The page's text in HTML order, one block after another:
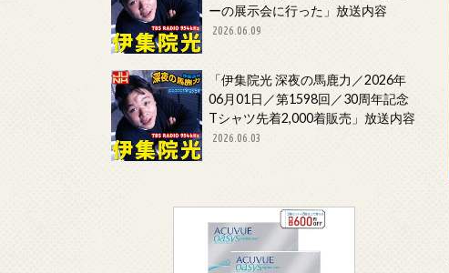
ーの展示会に行った」放送内容
2026.06.09
「伊集院光 深夜の馬鹿力／2026年
06月01日／第1598回／30周年記念
Tシャツ先着2,000着販売」放送内容
2026.06.03